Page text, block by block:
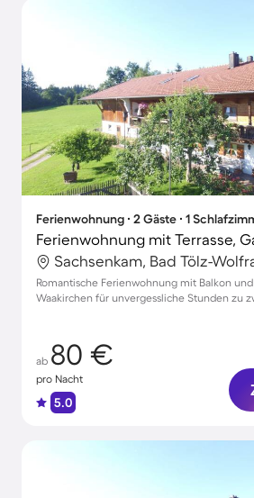
Ferienwohnung ∙ 2 Gäste ∙ 1
Romantische Ferienwohnung mit Balkon
Waakirchen für unvergessliche Stunden zu
ab 80 €
pro Nacht
5.0